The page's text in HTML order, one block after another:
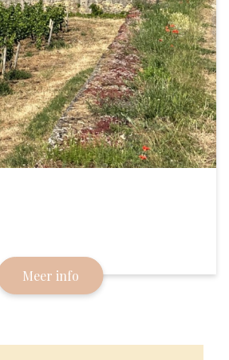
wijndorp in de Côte de
de dames die de wijn
vrouwelijkheid en de elegantie
Meer info